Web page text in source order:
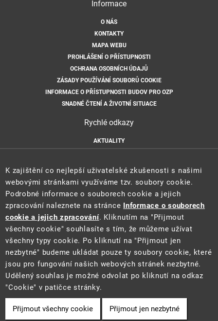
Informace
O NÁS
KONTAKTY
MAPA WEBU
PROHLÁŠENÍ O PŘÍSTUPNOSTI
OCHRANA OSOBNÍCH ÚDAJŮ
ZÁSADY POUŽÍVÁNÍ SOUBORŮ COOKIE
INFORMACE O PŘÍSTUPNOSTI BUDOV PRO OZP
SNADNÉ ČTENÍ A ŽIVOTNÍ SITUACE
Rychlé odkazy
AKTUALITY
2021 ©Ministerstvo životního prostředí
souladu se zákonem č. 106/1999 Sb., o svobodném přístupu k informacím.
Cookie
K zajištění co nejlepší uživatelské zkušenosti s našimi
webovými stránkami využíváme tzv. soubory cookie.
Podrobné informace o souborech cookie a jejich
zpracování naleznete na stránce Informace o souborech
cookie a jejich zpracování. Kliknutím na "Přijmout
všechny cookie" souhlasíte s tím, že můžeme užívat
všechny typy cookie. Po kliknutí na "Přijmout jen
nezbytné" budeme ukládat pouze ty soubory cookie, které
jsou pro fungování našich webových stránek nezbytné.
Udělený souhlas je možné odvolat po kliknutí na odkaz
"Cookie" v patičce stránky.
Přijmout všechny cookie Přijmout jen nezbytné